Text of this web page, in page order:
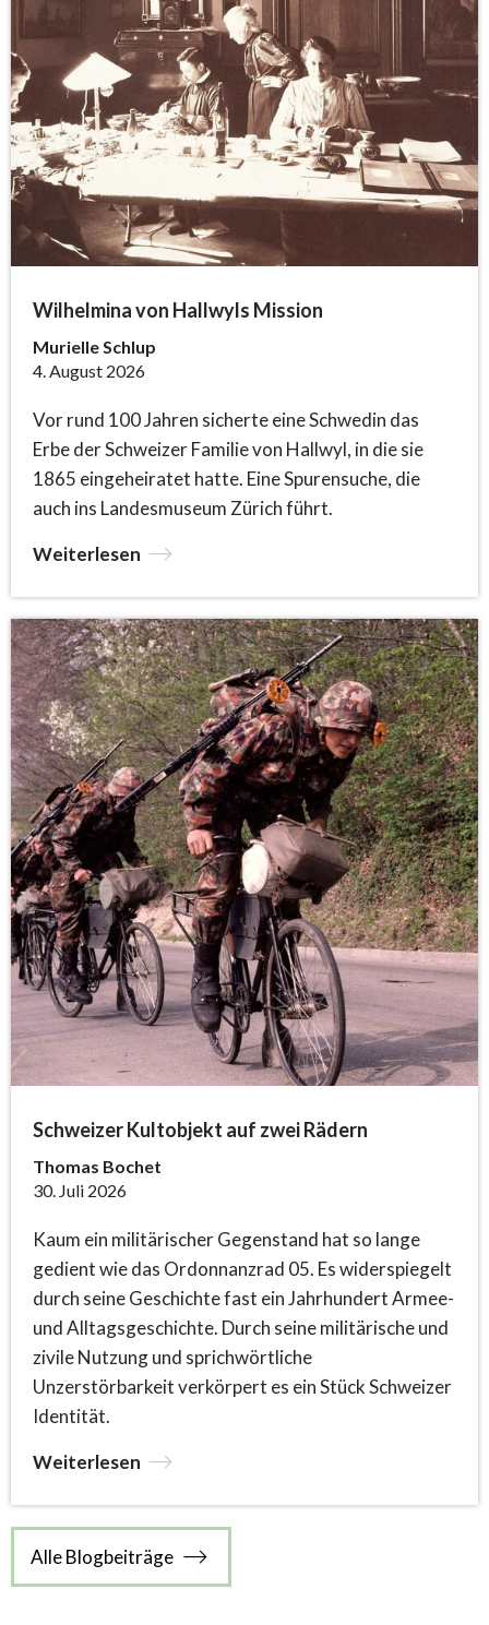
Wilhelmina von Hallwyls Mission
Murielle Schlup
4. August 2026
Vor rund 100 Jahren sicherte eine Schwedin das
Erbe der Schweizer Familie von Hallwyl, in die sie
1865 eingeheiratet hatte. Eine Spurensuche, die
auch ins Landesmuseum Zürich führt.
Weiterlesen
Schweizer Kultobjekt auf zwei Rädern
Thomas Bochet
30. Juli 2026
Kaum ein militärischer Gegenstand hat so lange
gedient wie das Ordonnanzrad 05. Es widerspiegelt
durch seine Geschichte fast ein Jahrhundert Armee-
und Alltagsgeschichte. Durch seine militärische und
zivile Nutzung und sprichwörtliche
Unzerstörbarkeit verkörpert es ein Stück Schweizer
Identität.
Weiterlesen
Alle Blogbeiträge